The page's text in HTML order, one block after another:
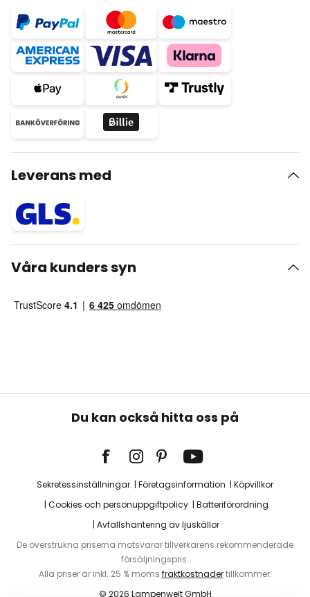
Leverans med
Våra kunders syn
Du kan också hitta oss på
Sekretessinställningar Företagsinformation
Köpvillkor
Cookies och personuppgiftpolicy
Batteriförordning
Avfallshantering av ljuskällor
De överstrukna priserna motsvarar tillverkarens rekommenderade
försäljningspris.
Alla priser är inkl. 25 % moms fraktkostnadertillkommer.
© 2026 Lampenwelt GmbH